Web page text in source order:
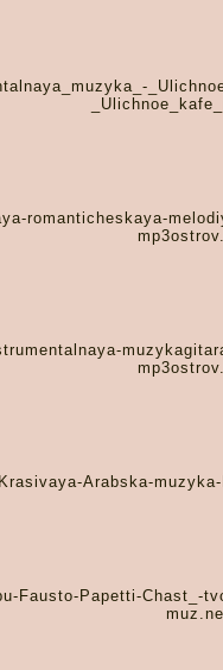
romanticheskaya-
Krasivaya-Arabska-
Fausto-Papetti-Chast_-